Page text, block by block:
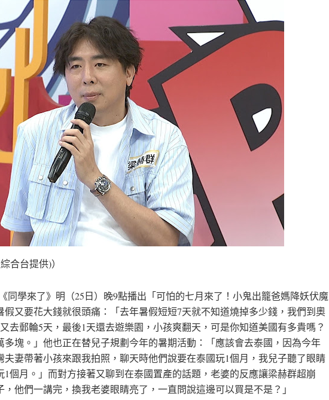
合台提供)）
同學來了》明（25日）晚9點播出「可怕的七月來了！小鬼出籠爸媽降妖伏魔
又要花大錢就很頭痛：「去年暑假短短7天就不知道燒掉多少錢，我們到奧
去郵輪5天，最後1天還去遊樂園，小孩爽翻天，可是你知道美國有多貴嗎？
多塊。」他也正在替兒子規劃今年的暑期活動：「應該會去泰國，因為今年
妻帶著小孩來跟我拍照，聊天時他們說要在泰國玩1個月，我兒子聽了眼睛
個月。」而對方接著又聊到在泰國置產的話題，老婆的反應讓梁赫群超崩
他們一講完，換我老婆眼睛亮了，一直問說這邊可以買是不是？」